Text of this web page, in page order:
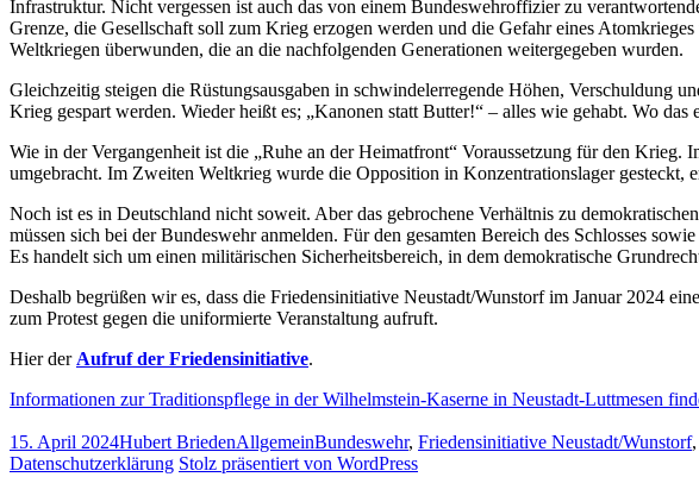
Infrastruktur. Nicht vergessen ist auch das von einem Bundeswehroffizier zu
Grenze, die Gesellschaft soll zum Krieg erzogen werden und die Gefahr eines
Weltkriegen überwunden, die an die nachfolgenden Generationen weitergegeben wurden.
Gleichzeitig steigen die Rüstungsausgaben in schwindelerregende Höhen, Verschuldung
Krieg gespart werden. Wieder heißt es; „Kanonen statt Butter!“ – alles wie gehabt. Wo das
Wie in der Vergangenheit ist die „Ruhe an der Heimatfront“ Voraussetzung für den
umgebracht. Im Zweiten Weltkrieg wurde die Opposition in Konzentrationslager gesteckt,
Noch ist es in Deutschland nicht soweit. Aber das gebrochene Verhältnis zu
müssen sich bei der Bundeswehr anmelden. Für den gesamten Bereich des Schlosses
Es handelt sich um einen militärischen Sicherheitsbereich, in dem demokratische
Deshalb begrüßen wir es, dass die Friedensinitiative Neustadt/Wunstorf im Januar 2024
zum Protest gegen die uniformierte Veranstaltung aufruft.
Hier der Aufruf der Friedensinitiative.
Informationen zur Traditionspflege in der Wilhelmstein-Kaserne in Neustadt-Luttmesen
Veröffentlicht
am
15. April 2024Autor
Hubert BriedenKategorien
AllgemeinSchlagwörter
Bundeswehr, Friedensinitiative Neustadt/Wunstorf,
Datenschutzerklärung Stolz präsentiert von WordPress